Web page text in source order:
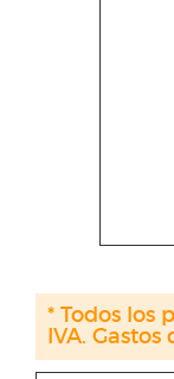
* Todos los
IVA.